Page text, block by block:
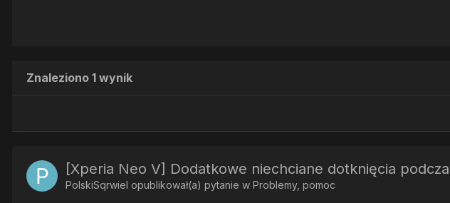
Znaleziono 1 wynik
[Xperia Neo V] Dodatkowe niechciane dotknięcia
PolskiSqrwiel opublikował(a) pytanie w Problemy, pomoc